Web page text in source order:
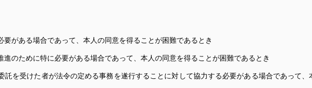
がある場合であって、本人の同意を得ることが困難であるとき
のために特に必要がある場合であって、本人の同意を得ることが困難であるとき
託を受けた者が法令の定める事務を遂行することに対して協力する必要がある場合であって